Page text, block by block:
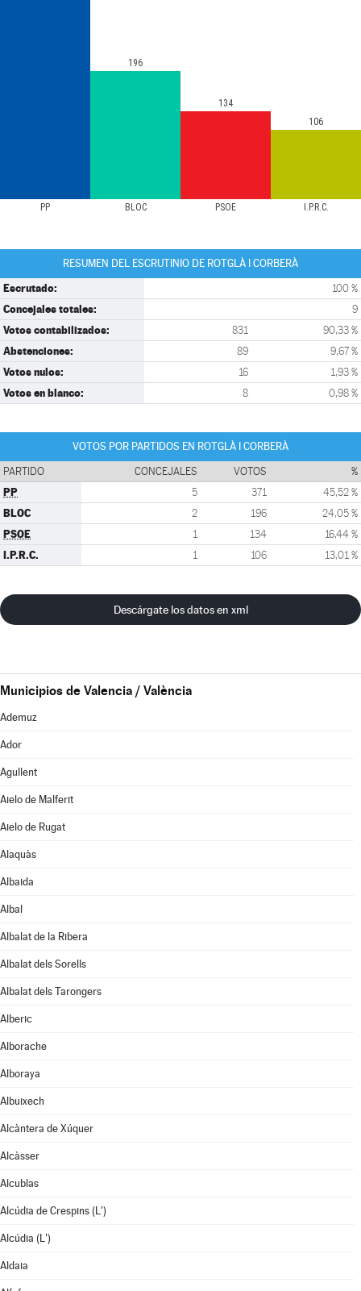
PP BLOC PSOE I.P.R.C.
196
134
106
RESUMEN DEL ESCRUTINIO DE ROTGLÀ I CORBERÀ
Escrutado: 100 %
Concejales totales: 9
Votos contabilizados: 831 90,33 %
Abstenciones: 89 9,67 %
Votos nulos: 16 1,93 %
Votos en blanco: 8 0,98 %
VOTOS POR PARTIDOS EN ROTGLÀ I CORBERÀ
PARTIDO CONCEJALES VOTOS %
PP 5 371 45,52 %
BLOC 2 196 24,05 %
PSOE 1 134 16,44 %
I.P.R.C. 1 106 13,01 %
Descárgate los datos en xml
Municipios de Valencia / València
Ademuz
Ador
Agullent
Aielo de Malferit
Aielo de Rugat
Alaquàs
Albaida
Albal
Albalat de la Ribera
Albalat dels Sorells
Albalat dels Tarongers
Alberic
Alborache
Alboraya
Albuixech
Alcàntera de Xúquer
Alcàsser
Alcublas
Alcúdia de Crespins (L')
Alcúdia (L')
Aldaia